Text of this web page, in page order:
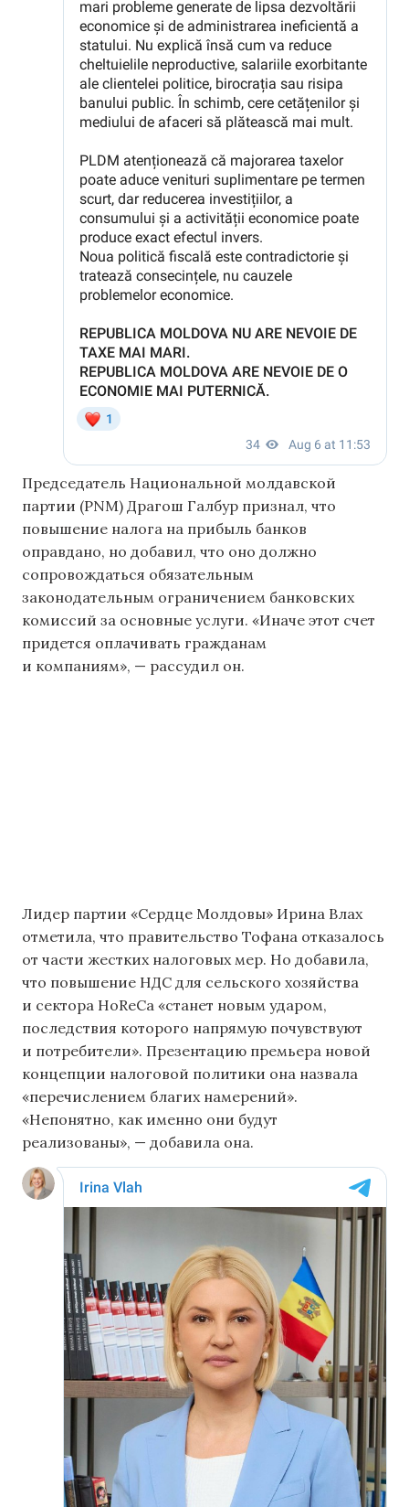
Председатель Национальной молдавской
партии (PNM) Драгош Галбур признал, что
повышение налога на прибыль банков
оправдано, но добавил, что оно должно
сопровождаться обязательным
законодательным ограничением банковских
комиссий за основные услуги. «Иначе этот счет
придется оплачивать гражданам
и компаниям», — рассудил он.
Лидер партии «Сердце Молдовы» Ирина Влах
отметила, что правительство Тофана отказалось
от части жестких налоговых мер. Но добавила,
что повышение НДС для сельского хозяйства
и сектора HoReCa «станет новым ударом,
последствия которого напрямую почувствуют
и потребители». Презентацию премьера новой
концепции налоговой политики она назвала
«перечислением благих намерений».
«Непонятно, как именно они будут
реализованы», — добавила она.